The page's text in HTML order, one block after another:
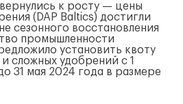
к росту — цены
(DAP Baltics) достигли
сезонного восстановления
промышленности
установить квоту
сложных удобрений с 1
31 мая 2024 года в размере